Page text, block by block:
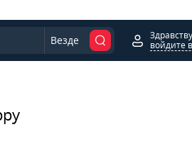
Везде
войдите